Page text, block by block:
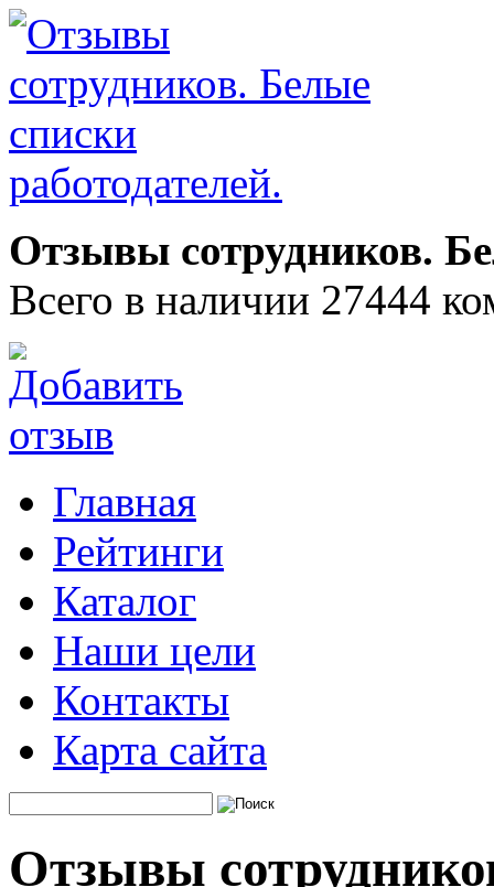
Отзывы сотрудников.
Всего в наличии 27444
Главная
Рейтинги
Каталог
Наши цели
Контакты
Карта сайта
Отзывы